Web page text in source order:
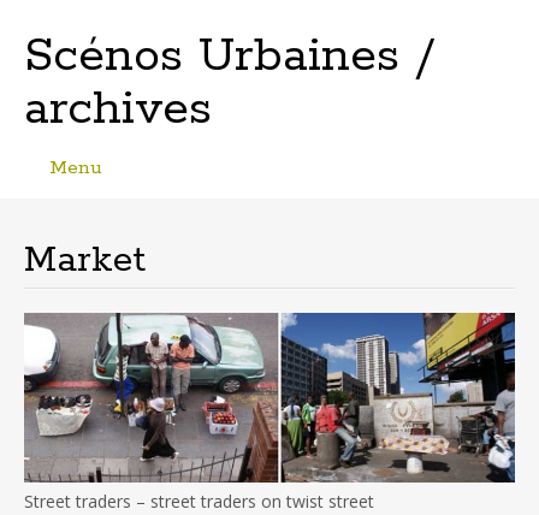
Scénos Urbaines /
archives
Menu
Market
Street traders – street traders on twist street